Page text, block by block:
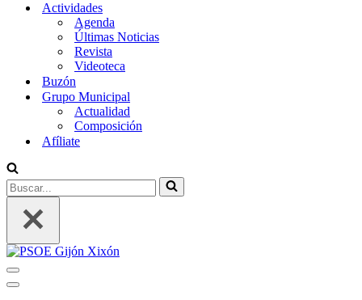
Actividades
Agenda
Últimas Noticias
Revista
Videoteca
Buzón
Grupo Municipal
Actualidad
Composición
Afíliate
Buscar...
Menú
de
Menú